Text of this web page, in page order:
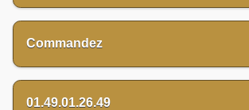
Commandez
01.49.01.26.49